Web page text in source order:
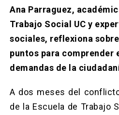
Noticias
enlace
se
abre
en
nueva
pestaña)
Portal Empresas(El
enlace
abre
una
enlace
se
Ana Parraguez,
Trabajo Social UC y
sociales, reflexiona
puntos para comprender
demandas de la
A dos meses del
de la Escuela de Trabajo